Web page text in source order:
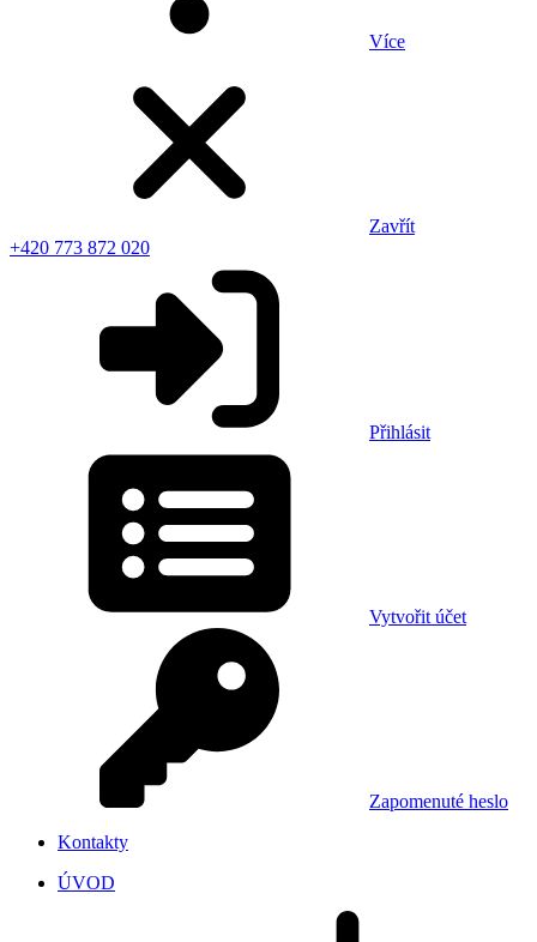
Více
Zavřít
+420 773 872 020
Přihlásit
Vytvořit účet
Zapomenuté heslo
Kontakty
ÚVOD